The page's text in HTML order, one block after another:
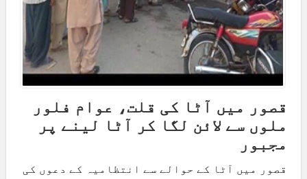
قصور میں آٹا کی قلت، عوام فلور
ملوں سے لائن لگا کر آٹا لینے پر
مجبور
قصور میں آٹا کے حوالے سے انتظامیہ کے دعوں کی